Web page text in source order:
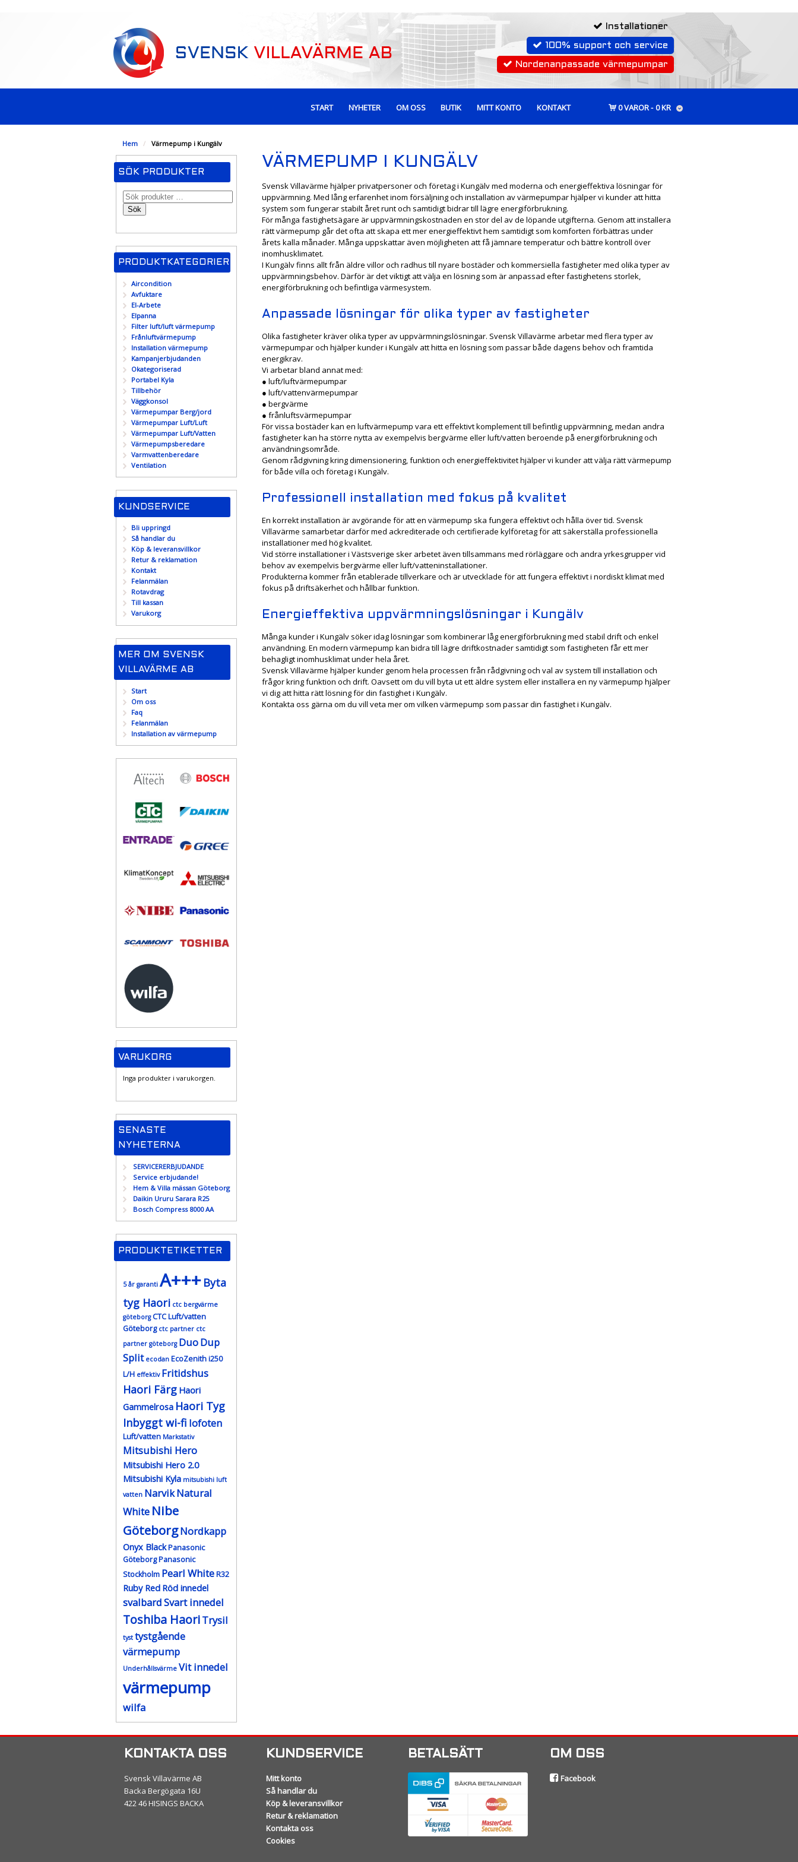
Installationer
100% support och service
Nordenanpassade värmepumpar
START NYHETER OM OSS BUTIK MITT KONTO KONTAKT 0 VAROR 0 KR
Hem / Värmepump i Kungälv
VÄRMEPUMP I KUNGÄLV
Svensk Villavärme hjälper privatpersoner och företag i Kungälv med moderna och energieffektiva lösningar för
uppvärmning. Med lång erfarenhet inom försäljning och installation av värmepumpar hjälper vi kunder att hitta
system som fungerar stabilt året runt och samtidigt bidrar till lägre energiförbrukning.
För många fastighetsägare är uppvärmningskostnaden en stor del av de löpande utgifterna. Genom att installera
rätt värmepump går det ofta att skapa ett mer energieffektivt hem samtidigt som komforten förbättras under
årets kalla månader. Många uppskattar även möjligheten att få jämnare temperatur och bättre kontroll över
inomhusklimatet.
I Kungälv finns allt från äldre villor och radhus till nyare bostäder och kommersiella fastigheter med olika typer av
uppvärmningsbehov. Därför är det viktigt att välja en lösning som är anpassad efter fastighetens storlek,
energiförbrukning och befintliga värmesystem.
Anpassade lösningar för olika typer av fastigheter
Olika fastigheter kräver olika typer av uppvärmningslösningar. Svensk Villavärme arbetar med flera typer av
värmepumpar och hjälper kunder i Kungälv att hitta en lösning som passar både dagens behov och framtida
energikrav.
Vi arbetar bland annat med:
● luft/luftvärmepumpar
● luft/vattenvärmepumpar
● bergvärme
● frånluftsvärmepumpar
För vissa bostäder kan en luftvärmepump vara ett effektivt komplement till befintlig uppvärmning, medan andra
fastigheter kan ha större nytta av exempelvis bergvärme eller luft/vatten beroende på energiförbrukning och
användningsområde.
Genom rådgivning kring dimensionering, funktion och energieffektivitet hjälper vi kunder att välja rätt värmepump
för både villa och företag i Kungälv.
Professionell installation med fokus på kvalitet
En korrekt installation är avgörande för att en värmepump ska fungera effektivt och hålla över tid. Svensk
Villavärme samarbetar därför med ackrediterade och certifierade kylföretag för att säkerställa professionella
installationer med hög kvalitet.
Vid större installationer i Västsverige sker arbetet även tillsammans med rörläggare och andra yrkesgrupper vid
behov av exempelvis bergvärme eller luft/vatteninstallationer.
Produkterna kommer från etablerade tillverkare och är utvecklade för att fungera effektivt i nordiskt klimat med
fokus på driftsäkerhet och hållbar funktion.
Energieffektiva uppvärmningslösningar i Kungälv
Många kunder i Kungälv söker idag lösningar som kombinerar låg energiförbrukning med stabil drift och enkel
användning. En modern värmepump kan bidra till lägre driftkostnader samtidigt som fastigheten får ett mer
behagligt inomhusklimat under hela året.
Svensk Villavärme hjälper kunder genom hela processen från rådgivning och val av system till installation och
frågor kring funktion och drift. Oavsett om du vill byta ut ett äldre system eller installera en ny värmepump hjälper
vi dig att hitta rätt lösning för din fastighet i Kungälv.
Kontakta oss gärna om du vill veta mer om vilken värmepump som passar din fastighet i Kungälv.
SÖK PRODUKTER
Sök
PRODUKTKATEGORIER
Aircondition
Avfuktare
El-Arbete
Elpanna
Filter luft/luft värmepump
Frånluftvärmepump
Installation värmepump
Kampanjerbjudanden
Okategoriserad
Portabel Kyla
Tillbehör
Väggkonsol
Värmepumpar Berg/jord
Värmepumpar Luft/Luft
Värmepumpar Luft/Vatten
Värmepumpsberedare
Varmvattenberedare
Ventilation
KUNDSERVICE
Bli uppringd
Så handlar du
Köp & leveransvillkor
Retur & reklamation
Kontakt
Felanmälan
Rotavdrag
Till kassan
Varukorg
MER OM SVENSK
VILLAVÄRME AB
Start
Om oss
Faq
Felanmälan
Installation av värmepump
VARUKORG
Inga produkter i varukorgen.
SENASTE
NYHETERNA
SERVICERERBJUDANDE
Service erbjudande!
Hem & Villa mässan Göteborg
Daikin Ururu Sarara R25
Bosch Compress 8000 AA
PRODUKTETIKETTER
5 år garanti A+++ Byta
tyg Haori ctc bergvärme
göteborg CTC Luft/vatten
Göteborg ctc partner ctc
partner göteborg DuoDup
Split ecodan EcoZenith i250
L/H effektiv Fritidshus
Haori Färg Haori
Gammelrosa Haori Tyg
Inbyggt wi-fi lofoten
Luft/vatten Markstativ
Mitsubishi Hero
Mitsubishi Hero 2.0
Mitsubishi Kyla mitsubishi luft
vatten NarvikNatural
White Nibe
GöteborgNordkapp
Onyx Black Panasonic
Göteborg Panasonic
Stockholm Pearl White R32
Ruby Red Röd innedel
svalbardSvart innedel
Toshiba HaoriTrysil
tyst tystgående
värmepump
Underhållsvärme Vit innedel
värmepump
wilfa
KONTAKTA OSS
Svensk Villavärme AB
Backa Bergögata 16U
422 46 HISINGS BACKA
KUNDSERVICE
Mitt konto
Så handlar du
Köp & leveransvillkor
Retur & reklamation
Kontakta oss
Cookies
BETALSÄTT OM OSS
Facebook